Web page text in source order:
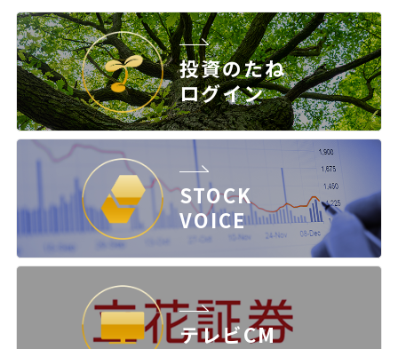
投資のたね
ログイン
STOCK
VOICE
テレビCM